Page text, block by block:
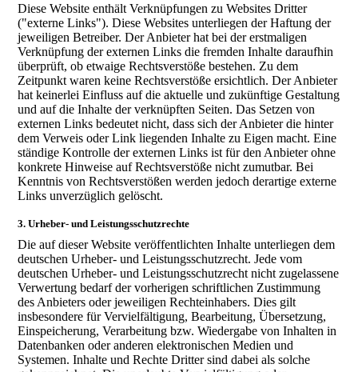
Diese Website enthält Verknüpfungen zu Websites Dritter
("externe Links"). Diese Websites unterliegen der Haftung der
jeweiligen Betreiber. Der Anbieter hat bei der erstmaligen
Verknüpfung der externen Links die fremden Inhalte daraufhin
überprüft, ob etwaige Rechtsverstöße bestehen. Zu dem
Zeitpunkt waren keine Rechtsverstöße ersichtlich. Der Anbieter
hat keinerlei Einfluss auf die aktuelle und zukünftige Gestaltung
und auf die Inhalte der verknüpften Seiten. Das Setzen von
externen Links bedeutet nicht, dass sich der Anbieter die hinter
dem Verweis oder Link liegenden Inhalte zu Eigen macht. Eine
ständige Kontrolle der externen Links ist für den Anbieter ohne
konkrete Hinweise auf Rechtsverstöße nicht zumutbar. Bei
Kenntnis von Rechtsverstößen werden jedoch derartige externe
Links unverzüglich gelöscht.
3. Urheber- und Leistungsschutzrechte
Die auf dieser Website veröffentlichten Inhalte unterliegen dem
deutschen Urheber- und Leistungsschutzrecht. Jede vom
deutschen Urheber- und Leistungsschutzrecht nicht zugelassene
Verwertung bedarf der vorherigen schriftlichen Zustimmung
des Anbieters oder jeweiligen Rechteinhabers. Dies gilt
insbesondere für Vervielfältigung, Bearbeitung, Übersetzung,
Einspeicherung, Verarbeitung bzw. Wiedergabe von Inhalten in
Datenbanken oder anderen elektronischen Medien und
Systemen. Inhalte und Rechte Dritter sind dabei als solche